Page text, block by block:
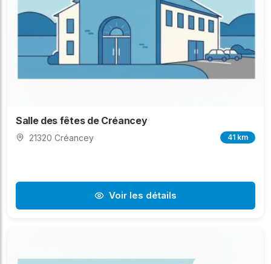
Salle des fêtes de Créancey
21320 Créancey 41 km
Voir les détails